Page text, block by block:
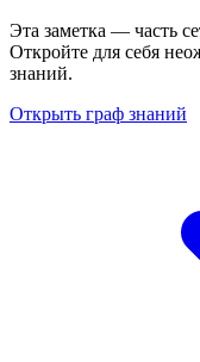
Эта заметка — часть
Откройте для себя
знаний.
Открыть граф знаний